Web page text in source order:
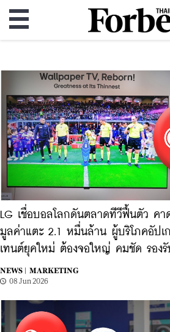
LG เชื่อบอลโลกดันตลาดทีวีฟื้นตัว คา
มูลค่าแตะ 2.1 หมื่นล้าน ผู้บริโภคอัปเ
เทนต์ยุคใหม่ ต้องจอใหญ่ คมชัด รองรั
NEWS |
MARKETING
08 Jun 2026